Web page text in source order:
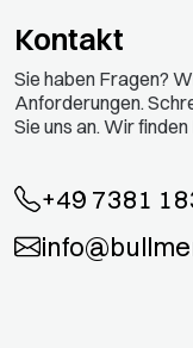
Kontakt
Sie haben Fragen?
Anforderungen.
Sie uns an. Wir
+49 7381